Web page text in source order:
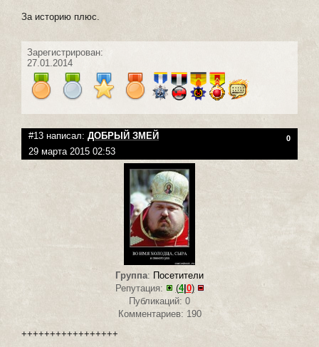
За историю плюс.
Зарегистрирован:
27.01.2014
#13 написал: ДОБРЫЙ ЗМЕЙ 0
29 марта 2015 02:53
Группа: Посетители
Репутация:
(4|0)
Публикаций: 0
Комментариев: 190
+++++++++++++++++